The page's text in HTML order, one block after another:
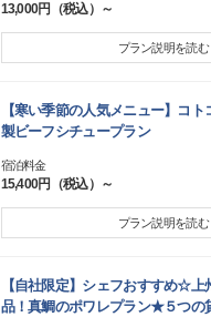
13,000円（税込）～
プラン説明を読む
【寒い季節の人気メニュー】コ
製ビーフシチュープラン
宿泊料金
15,400円（税込）～
プラン説明を読む
【自社限定】シェフおすすめ☆上
品！真鯛のポワレプラン★５つの